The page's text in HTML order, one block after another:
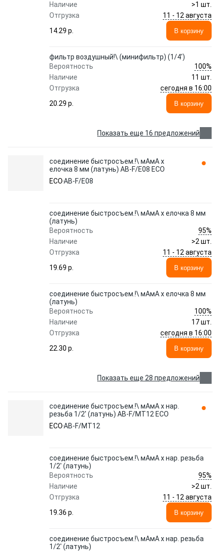
Наличие
>1 шт.
Отгрузка
11 - 12 августа
14.29 p.
В корзину
фильтр воздушный!\ (минифильтр) (1/4')
Вероятность
100%
Наличие
11 шт.
Отгрузка
сегодня в 16:00
20.29 p.
В корзину
Показать еще 16 предложений
соединение быстросъем.!\ мАмА х
елочка 8 мм (латунь) AB-F/E08 ECO
ECOAB-F/E08
соединение быстросъем.!\ мАмА х елочка 8 мм
(латунь)
Вероятность
95%
Наличие
>2 шт.
Отгрузка
11 - 12 августа
19.69 p.
В корзину
соединение быстросъем.!\ мАмА х елочка 8 мм
(латунь)
Вероятность
100%
Наличие
17 шт.
Отгрузка
сегодня в 16:00
22.30 p.
В корзину
Показать еще 28 предложений
соединение быстросъем.!\ мАмА х нар.
резьба 1/2' (латунь) AB-F/MT12 ECO
ECOAB-F/MT12
соединение быстросъем.!\ мАмА х нар. резьба
1/2' (латунь)
Вероятность
95%
Наличие
>2 шт.
Отгрузка
11 - 12 августа
19.36 p.
В корзину
соединение быстросъем.!\ мАмА х нар. резьба
1/2' (латунь)